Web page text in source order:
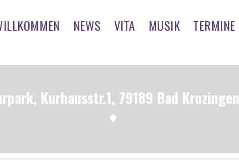
NEWS VITA MUSIK TERMINE
Kurhausstr.1, 79189 Bad Krozingen